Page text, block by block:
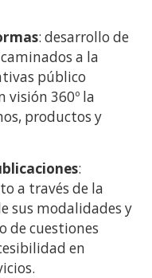
: desarrollo de
a la
público
visión 360º la
productos y
:
a través de la
sus modalidades y
de cuestiones
en